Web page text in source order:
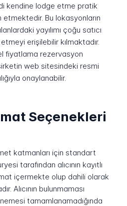
kendine lodge etme pratik
Bu lokasyonların
yayılımı çoğu satıcı
erişilebilir kılmaktadır.
fiyatlama rezervasyon
web sitesindeki resmi
onaylanabilir.
Seçenekleri
katmanları için standart
tarafından alıcının kayıtlı
içermekte olup dahili olarak
Alıcının bulunmaması
tamamlanamadığında